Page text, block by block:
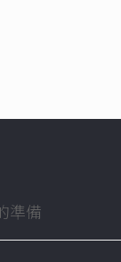
準備